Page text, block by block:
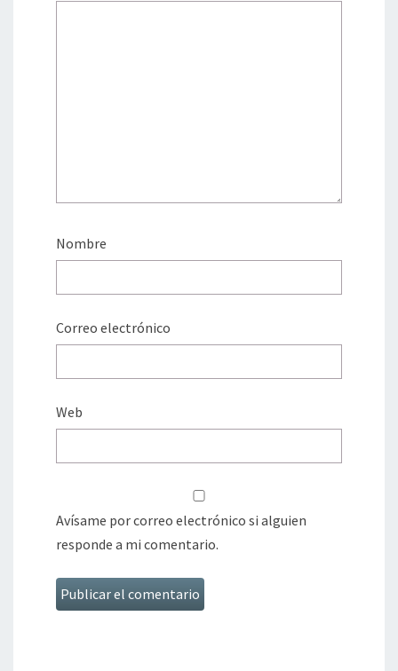
Nombre
Correo electrónico
Web
Avísame por correo electrónico si alguien
responde a mi comentario.